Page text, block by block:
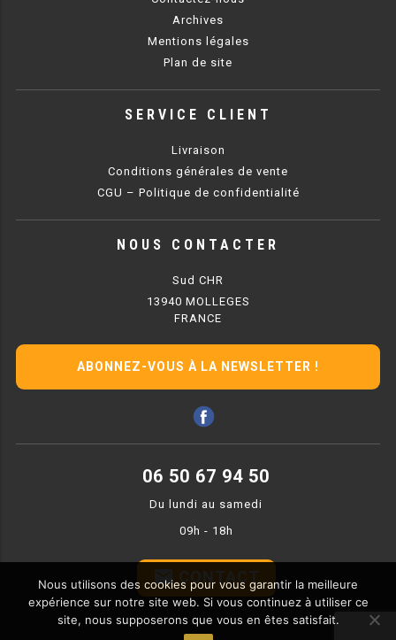
CELLULE DE REFROIDISSEMENT
VITRINE À BOISSONS
CAVE À VIN
MACHINES À GLAÇONS
PRÉSENTOIR DE VENTE
VITRINE SÉRIE UOC
VITRINE RÉFRIGÉRÉE
VITRINE À PÂTISSERIE
BUFFET CHAUD / FROID
CUISINIÈRE
Archives
Mentions légales
Plan de site
SERVICE CLIENT
Livraison
Conditions générales de vente
CGU – Politique de confidentialité
NOUS CONTACTER
Sud CHR
13940 MOLLEGES
FRANCE
ABONNEZ-VOUS À LA NEWSLETTER !
06 50 67 94 50
Du lundi au samedi
09h - 18h
email
Nous utilisons des cookies pour vous garantir la meilleure
expérience sur notre site web. Si vous continuez à utiliser ce
site, nous supposerons que vous en êtes satisfait.